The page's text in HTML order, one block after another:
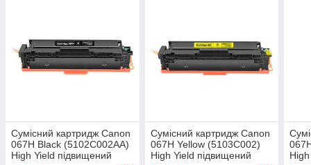
Сумісний картридж Canon
067H Black (5102C002AA)
High Yield підвищений
Сумісний картридж Canon
067H Yellow (5103C002)
High Yield підвищений